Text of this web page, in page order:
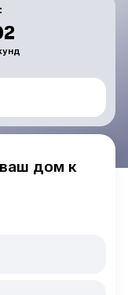
дом к